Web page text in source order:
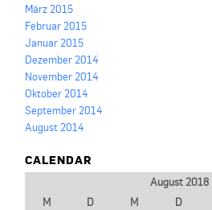
März 2015
Februar 2015
Januar 2015
Dezember 2014
November 2014
Oktober 2014
September 2014
August 2014
CALENDAR
August 2018
M
D M D